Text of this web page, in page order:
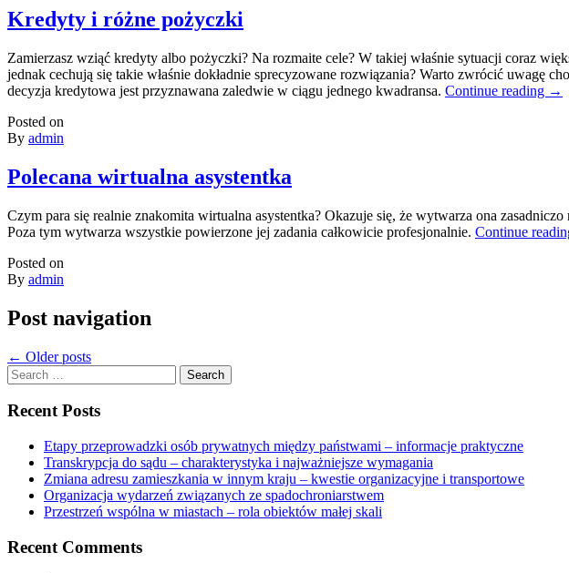
Kredyty i różne pożyczki
Zamierzasz wziąć kredyty albo pożyczki? Na rozmaite cele? W takiej właśnie sytuacji coraz
jednak cechują się takie właśnie dokładnie sprecyzowane rozwiązania? Warto zwrócić uwagę
decyzja kredytowa jest przyznawana zaledwie w ciągu jednego kwadransa. Continue reading →
Posted on
By admin
Polecana wirtualna asystentka
Czym para się realnie znakomita wirtualna asystentka? Okazuje się, że wytwarza ona
Poza tym wytwarza wszystkie powierzone jej zadania całkowicie profesjonalnie. Continue
Posted on
By admin
Post navigation
← Older posts
Search
for:
Recent Posts
Etapy przeprowadzki osób prywatnych między państwami – informacje praktyczne
Transkrypcja do sądu – charakterystyka i najważniejsze wymagania
Zmiana adresu zamieszkania w innym kraju – kwestie organizacyjne i transportowe
Organizacja wydarzeń związanych ze spadochroniarstwem
Przestrzeń wspólna w miastach – rola obiektów małej skali
Recent Comments